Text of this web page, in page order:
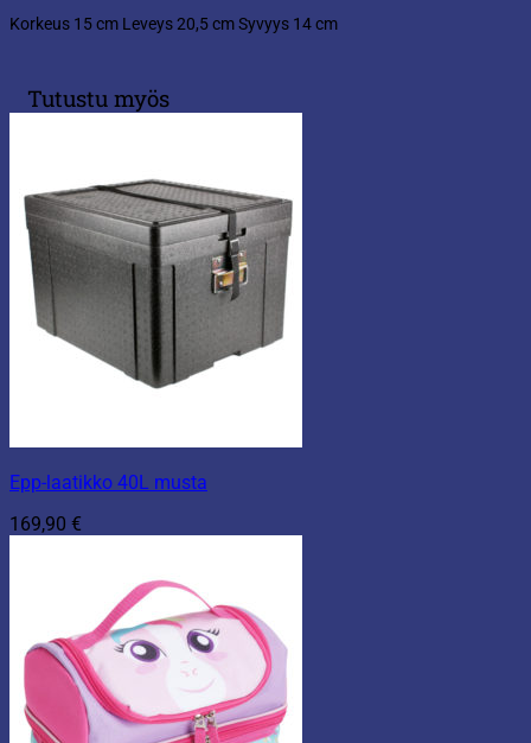
Korkeus 15 cm Leveys 20,5 cm Syvyys 14 cm
Tutustu myös
Epp-laatikko 40L musta
169,90 €